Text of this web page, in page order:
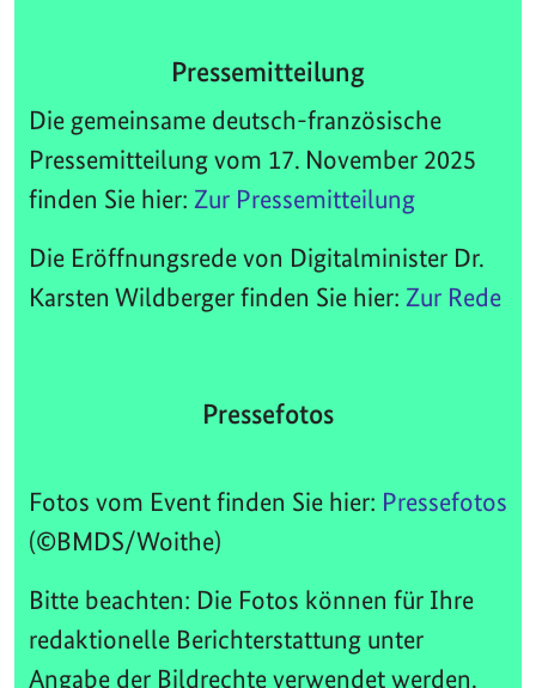
Pressemitteilung
Die gemeinsame deutsch-französische
Pressemitteilung vom 17. November 2025
finden Sie hier: Zur Pressemitteilung
Die Eröffnungsrede von Digitalminister Dr.
Karsten Wildberger finden Sie hier: Zur Rede
Pressefotos
Fotos vom Event finden Sie hier: Pressefotos
(©BMDS/Woithe)
Bitte beachten: Die Fotos können für Ihre
redaktionelle Berichterstattung unter
Angabe der Bildrechte verwendet werden.